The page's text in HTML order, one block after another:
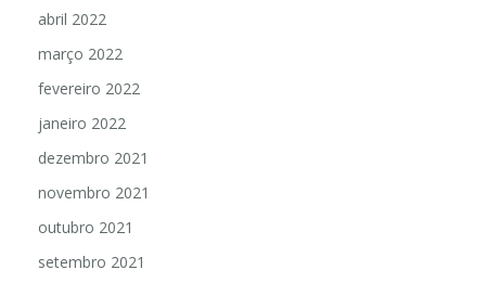
abril 2022
março 2022
fevereiro 2022
janeiro 2022
dezembro 2021
novembro 2021
outubro 2021
setembro 2021